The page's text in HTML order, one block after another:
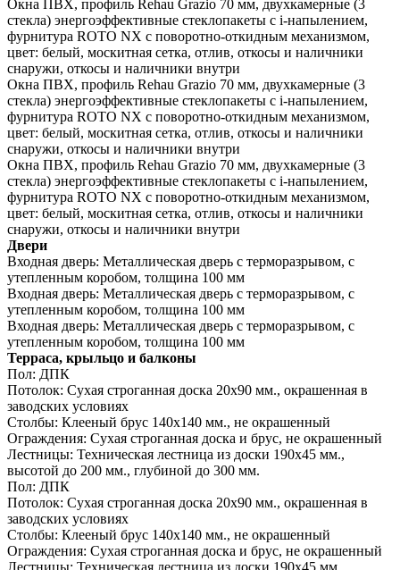
Окна ПВХ, профиль Rehau Grazio 70 мм, двухкамерные (3
стекла) энергоэффективные стеклопакеты c i-напылением,
фурнитура ROTO NX с поворотно-откидным механизмом,
цвет: белый, москитная сетка, отлив, откосы и наличники
снаружи, откосы и наличники внутри
Окна ПВХ, профиль Rehau Grazio 70 мм, двухкамерные (3
стекла) энергоэффективные стеклопакеты c i-напылением,
фурнитура ROTO NX с поворотно-откидным механизмом,
цвет: белый, москитная сетка, отлив, откосы и наличники
снаружи, откосы и наличники внутри
Окна ПВХ, профиль Rehau Grazio 70 мм, двухкамерные (3
стекла) энергоэффективные стеклопакеты c i-напылением,
фурнитура ROTO NX с поворотно-откидным механизмом,
цвет: белый, москитная сетка, отлив, откосы и наличники
снаружи, откосы и наличники внутри
Двери
Входная дверь: Металлическая дверь с терморазрывом, с
утепленным коробом, толщина 100 мм
Входная дверь: Металлическая дверь с терморазрывом, с
утепленным коробом, толщина 100 мм
Входная дверь: Металлическая дверь с терморазрывом, с
утепленным коробом, толщина 100 мм
Терраса, крыльцо и балконы
Пол: ДПК
Потолок: Сухая строганная доска 20х90 мм., окрашенная в
заводских условиях
Столбы: Клееный брус 140х140 мм., не окрашенный
Ограждения: Сухая строганная доска и брус, не окрашенный
Лестницы: Техническая лестница из доски 190х45 мм.,
высотой до 200 мм., глубиной до 300 мм.
Пол: ДПК
Потолок: Сухая строганная доска 20х90 мм., окрашенная в
заводских условиях
Столбы: Клееный брус 140х140 мм., не окрашенный
Ограждения: Сухая строганная доска и брус, не окрашенный
Лестницы: Техническая лестница из доски 190х45 мм.,